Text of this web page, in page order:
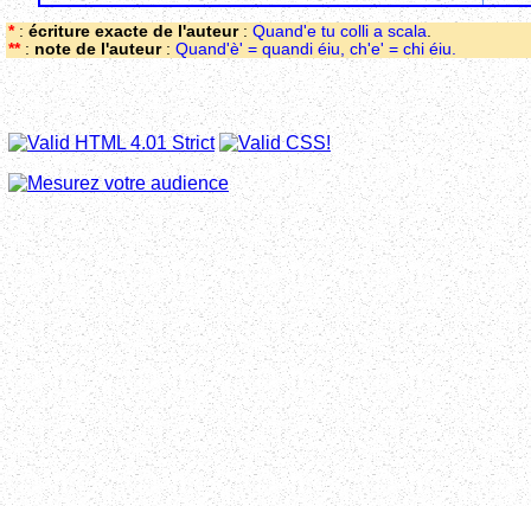
*: écriture exacte de l'auteur: Quand'e tu colli a scala.
**: note de l'auteur: Quand'è' = quandi éiu, ch'e' = chi éiu.